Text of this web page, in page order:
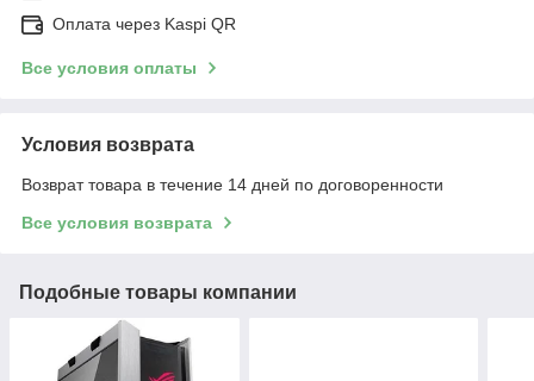
Оплата через Kaspi QR
Все условия оплаты
Условия возврата
Возврат товара в течение 14 дней по договоренности
Все условия возврата
Подобные товары компании